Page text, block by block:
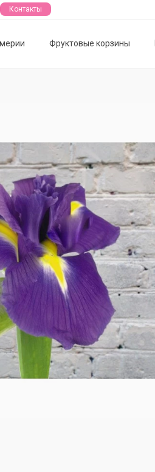
Фруктовые корзины
Контакты